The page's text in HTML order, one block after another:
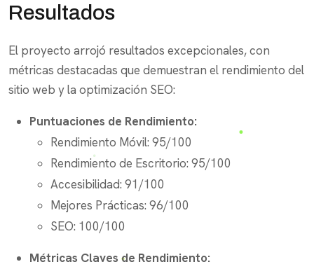
Resultados
El proyecto arrojó resultados excepcionales, con
métricas destacadas que demuestran el rendimiento del
sitio web y la optimización SEO:
Puntuaciones de Rendimiento:
Rendimiento Móvil: 95/100
Rendimiento de Escritorio: 95/100
Accesibilidad: 91/100
Mejores Prácticas: 96/100
SEO: 100/100
Métricas Claves de Rendimiento: